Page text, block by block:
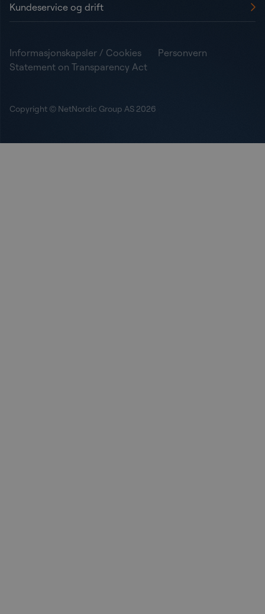
Kundeservice og drift
Informasjonskapsler / Cookies
Personvern
Statement on Transparency Act
Copyright © NetNordic Group AS 2026